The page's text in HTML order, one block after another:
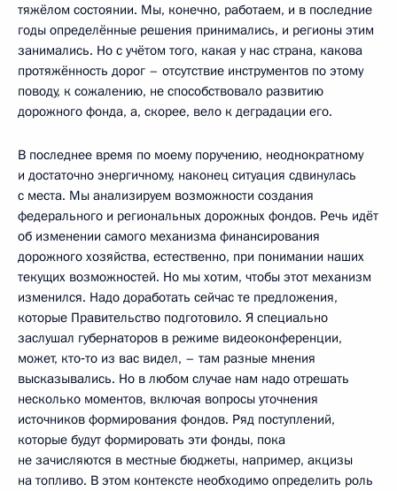
тяжёлом состоянии. Мы, конечно, работаем, и в последние
годы определённые решения принимались, и регионы этим
занимались. Но с учётом того, какая у нас страна, какова
протяжённость дорог – отсутствие инструментов по этому
поводу, к сожалению, не способствовало развитию
дорожного фонда, а, скорее, вело к деградации его.
В последнее время по моему поручению, неоднократному
и достаточно энергичному, наконец ситуация сдвинулась
с места. Мы анализируем возможности создания
федерального и региональных дорожных фондов. Речь идёт
об изменении самого механизма финансирования
дорожного хозяйства, естественно, при понимании наших
текущих возможностей. Но мы хотим, чтобы этот механизм
изменился. Надо доработать сейчас те предложения,
которые Правительство подготовило. Я специально
заслушал губернаторов в режиме видеоконференции,
может, кто‑то из вас видел, – там разные мнения
высказывались. Но в любом случае нам надо отрешать
несколько моментов, включая вопросы уточнения
источников формирования фондов. Ряд поступлений,
которые будут формировать эти фонды, пока
не зачисляются в местные бюджеты, например, акцизы
на топливо. В этом контексте необходимо определить роль